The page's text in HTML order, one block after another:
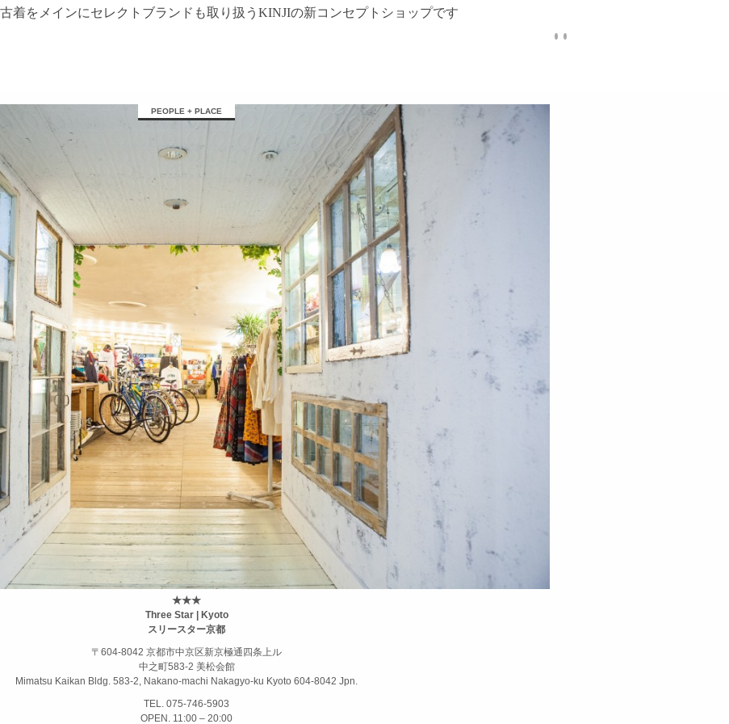
着をメインにセレクトブランドも取り扱うKINJIの新コンセプトショップです
PEOPLE + PLACE
★★★
Three Star | Kyoto
スリースター京都
〒604-8042 京都市中京区新京極通四条上ル
中之町583-2 美松会館
Mimatsu Kaikan Bldg. 583-2, Nakano-machi Nakagyo-ku Kyoto 604-8042 Jpn.
TEL. 075-746-5903
OPEN. 11:00 – 20:00